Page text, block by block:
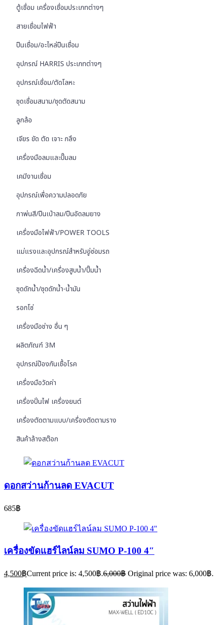
ตู้เชื่อม เครื่องเชื่อมประเภทต่างๆ
สายเชื่อมไฟฟ้า
ปืนเชื่อม/อะไหล่ปืนเชื่อม
อุปกรณ์ HARRIS ประเภทต่างๆ
อุปกรณ์เชื่อม/ตัดโลหะ
ชุดเชื่อมสนาม/ชุดตัดสนาม
ลูกล้อ
เจียร ขัด ตัด เจาะ กลึง
เครื่องมือลมและปั๊มลม
เคมีงานเชื่อม
อุปกรณ์เพื่อความปลอดภัย
กาพ่นสี/ปืนเป่าลม/ปืนอัดลมยาง
เครื่องมือไฟฟ้า/POWER TOOLS
แม่แรงและอุปกรณ์สำหรับอู่ซ่อมรถ
เครื่องฉีดน้ำ/เครื่องสูบน้ำ/ปั๊มน้ำ
ชุดดักน้ำ/ชุดดักน้ำ-น้ำมัน
รอกโซ่
เครื่องมือช่าง อื่น ๆ
ผลิตภัณฑ์ 3M
อุปกรณ์ป้องกันเชื้อโรค
เครื่องมือวัดค่า
เครื่องปั่นไฟ เครื่องยนต์
เครื่องตัดตามแบบ/เครื่องตัดตามราง
สินค้าล้างสต๊อก
ดอกสว่านก้านลด EVACUT
685฿
เครื่องขัดแฮร์ไลน์ลม SUMO P-100 4″
4,500฿Current price is: 4,500฿.6,000฿ Original price was: 6,000฿.